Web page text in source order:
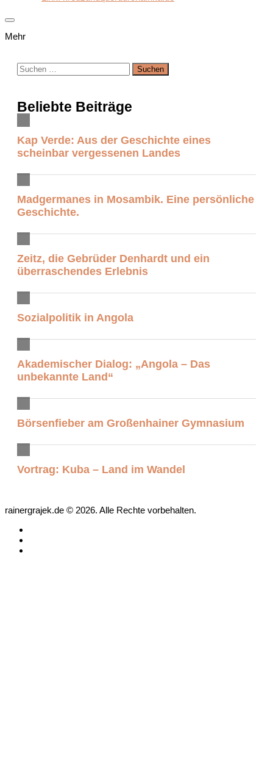
Mehr
Suchen
nach:
Beliebte Beiträge
Kap Verde: Aus der Geschichte eines
scheinbar vergessenen Landes
Madgermanes in Mosambik. Eine persönliche
Geschichte.
Zeitz, die Gebrüder Denhardt und ein
überraschendes Erlebnis
Sozialpolitik in Angola
Akademischer Dialog: „Angola – Das
unbekannte Land“
Börsenfieber am Großenhainer Gymnasium
Vortrag: Kuba – Land im Wandel
rainergrajek.de © 2026. Alle Rechte vorbehalten.